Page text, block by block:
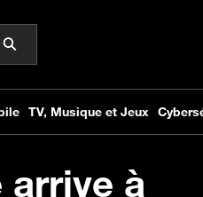
arrive à